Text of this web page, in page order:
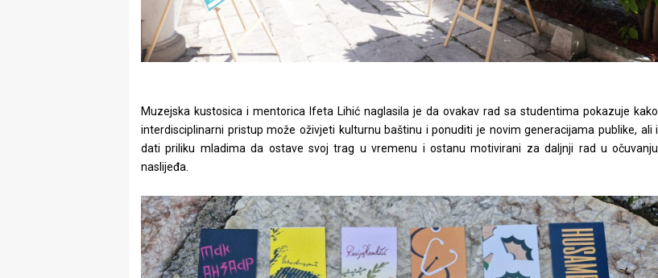
Muzejska kustosica i mentorica Ifeta Lihić naglasila je da ovakav rad sa studentima pokazuje kako
interdisciplinarni pristup može oživjeti kulturnu baštinu i ponuditi je novim generacijama publike, ali i
dati priliku mladima da ostave svoj trag u vremenu i ostanu motivirani za daljnji rad u očuvanju
naslijeđa.